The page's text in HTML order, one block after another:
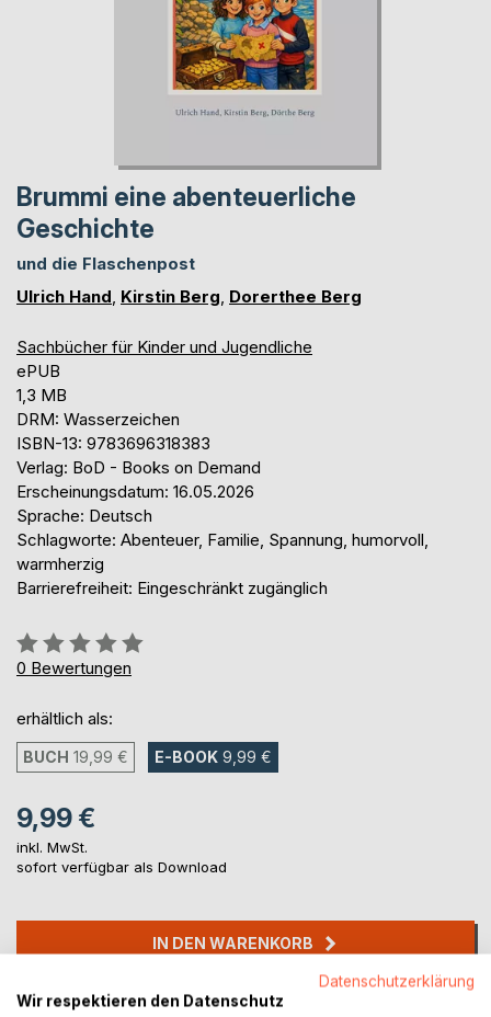
Brummi eine abenteuerliche
Geschichte
und die Flaschenpost
Ulrich Hand, Kirstin Berg, Dorerthee Berg
Sachbücher für Kinder und Jugendliche
ePUB
1,3 MB
DRM: Wasserzeichen
ISBN-13: 9783696318383
Verlag: BoD - Books on Demand
Erscheinungsdatum: 16.05.2026
Sprache: Deutsch
Schlagworte: Abenteuer, Familie, Spannung, humorvoll,
warmherzig
Barrierefreiheit: Eingeschränkt zugänglich
Bewertung::
0%
0 Bewertungen
erhältlich als:
BUCH 19,99 € E-BOOK 9,99 €
9,99 €
inkl. MwSt.
sofort verfügbar als Download
IN DEN WARENKORB
Auf die Merkliste
Datenschutzerklärung
Wir respektieren den Datenschutz